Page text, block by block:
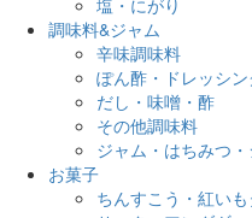
調味料&ジャム
辛味調味料
ぽん酢・ドレッシ
だし・味噌・酢
その他調味料
ジャム・はちみつ
お菓子
ちんすこう・紅い